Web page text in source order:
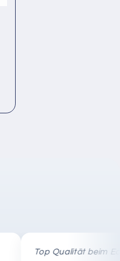
Top Qualität beim